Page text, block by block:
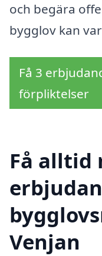
och begära
bygglov kan
Få 3
förpliktelser
Få alltid
Venjan